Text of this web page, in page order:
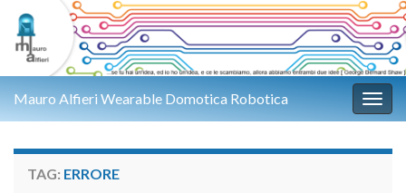
Mauro Alfieri Wearable Domotica Robotica
TAG: ERRORE